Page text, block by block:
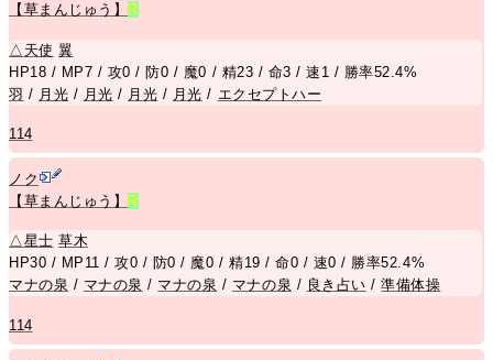
【草まんじゅう】
R
△ 天使 翼
HP18 / MP7 / 攻0 / 防0 / 魔0 / 精23 / 命3 / 速1 / 勝率52.4%
羽 / 月光 / 月光 / 月光 / 月光 / エクセプトハー
114
ノク
【草まんじゅう】
R
△星士 草木
HP30 / MP11 / 攻0 / 防0 / 魔0 / 精19 / 命0 / 速0 / 勝率52.4%
マナの泉 / マナの泉 / マナの泉 / マナの泉 / 良き占い /準備体操
114